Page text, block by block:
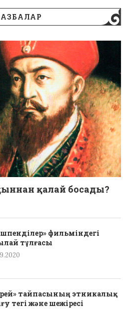
қалай босады?
фильміндегі
тұлғасы
тайпасының этникалық
тегі жəне шежіресі